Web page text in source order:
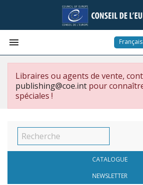
 Français
Libraires ou agents de vente,
publishing@coe.int pour
spéciales !
CATALOGUE
NEWSLETTER